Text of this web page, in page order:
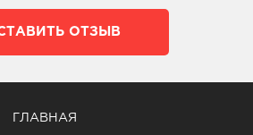
ОТЗЫВ
ГЛАВНАЯ